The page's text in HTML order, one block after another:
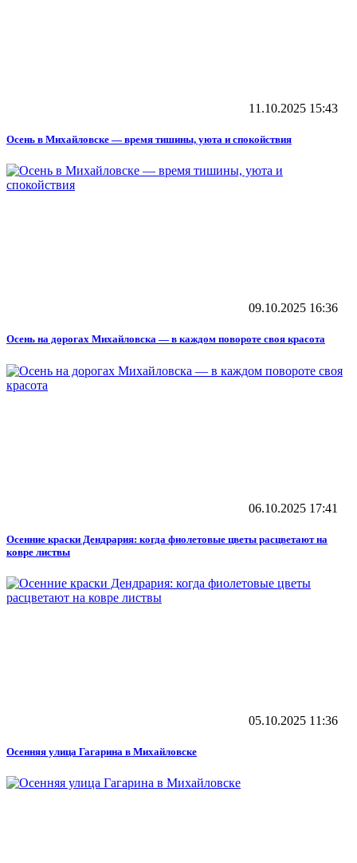
11.10.2025 15:43
Осень в Михайловске — время тишины, уюта и спокойствия
09.10.2025 16:36
Осень на дорогах Михайловска — в каждом повороте своя красота
06.10.2025 17:41
Осенние краски Дендрария: когда фиолетовые цветы расцветают на
ковре листвы
05.10.2025 11:36
Осенняя улица Гагарина в Михайловске